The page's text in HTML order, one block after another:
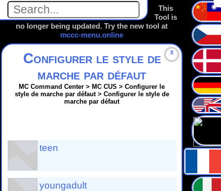
This
Tool is
no longer being updated. Try the new tool at
mccc-menu.online
☓
Configurer le style de
marche par défaut
MC Command Center > MC CUS > Configurer le
style de marche par défaut > Configurer le style de
marche par défaut
teen
youngadult